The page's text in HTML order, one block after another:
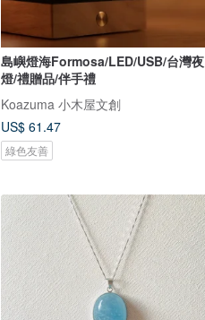
島嶼燈海Formosa/LED/USB/台灣夜
燈/禮贈品/伴手禮
Koazuma 小木屋文創
US$ 61.47
綠色友善